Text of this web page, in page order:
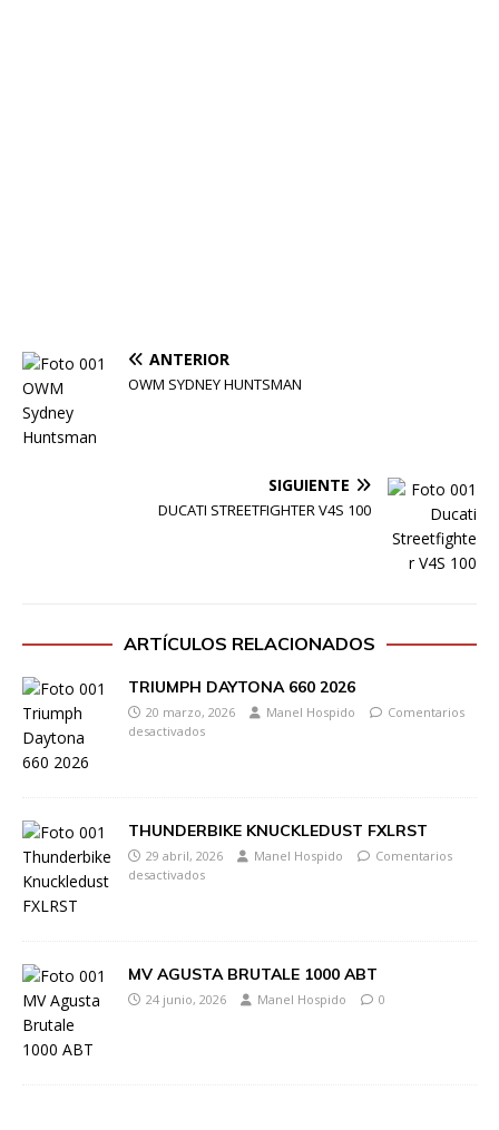
ANTERIOR
OWM SYDNEY HUNTSMAN
SIGUIENTE
DUCATI STREETFIGHTER V4S 100
ARTÍCULOS RELACIONADOS
TRIUMPH DAYTONA 660 2026
20 marzo, 2026 Manel Hospido
Comentarios
desactivados
THUNDERBIKE KNUCKLEDUST FXLRST
29 abril, 2026 Manel Hospido
Comentarios
desactivados
MV AGUSTA BRUTALE 1000 ABT
24 junio, 2026 Manel Hospido 0